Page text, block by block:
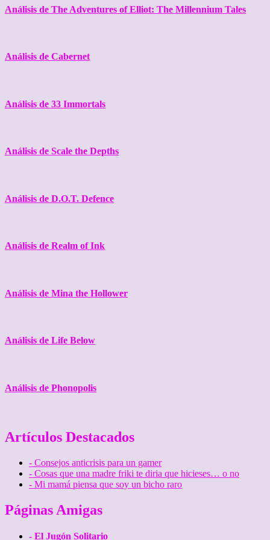
Análisis de The Adventures of Elliot: The Millennium Tales
Análisis de Cabernet
Análisis de 33 Immortals
Análisis de Scale the Depths
Análisis de D.O.T. Defence
Análisis de Realm of Ink
Análisis de Mina the Hollower
Análisis de Life Below
Análisis de Phonopolis
Artículos Destacados
- Consejos anticrisis para un gamer
- Cosas que una madre friki te diria que hicieses… o no
- Mi mamá piensa que soy un bicho raro
Páginas Amigas
- El Jugón Solitario